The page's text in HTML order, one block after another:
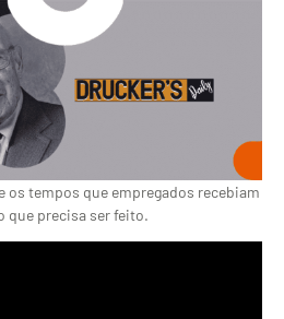
os tempos que empregados recebiam
que precisa ser feito.